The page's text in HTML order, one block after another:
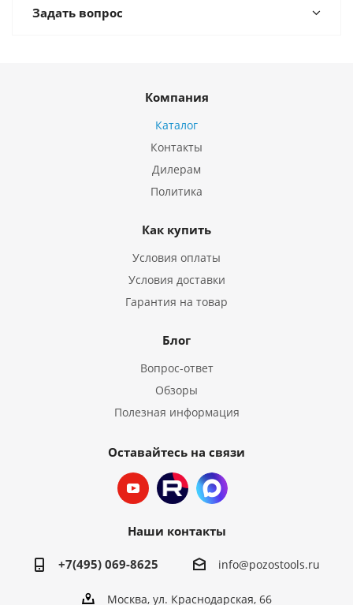
Задать вопрос
Компания
Каталог
Контакты
Дилерам
Политика
Как купить
Условия оплаты
Условия доставки
Гарантия на товар
Блог
Вопрос-ответ
Обзоры
Полезная информация
Оставайтесь на связи
Наши контакты
+7(495) 069-8625 info@pozostools.ru
Москва, ул. Краснодарская, 66